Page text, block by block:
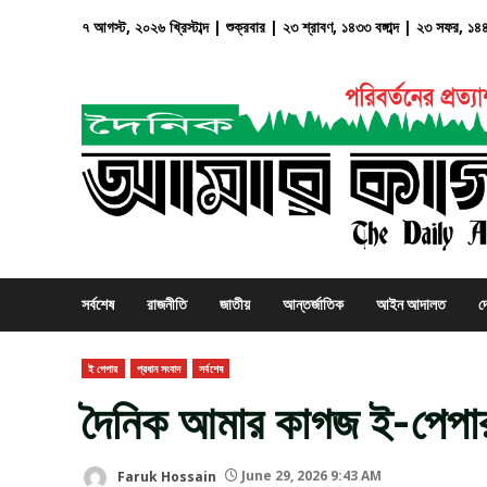
৭ আগস্ট, ২০২৬ খ্রিস্টাব্দ | শুক্রবার | ২৩ শ্রাবণ, ১৪৩৩ বঙ্গাব্দ | ২৩ সফর,
সর্বশেষ রাজনীতি জাতীয় আন্তর্জাতিক আইন আদালত
ই পেপার প্রধান সংবাদ সর্বশেষ
দৈনিক আমার কাগজ ই-
Faruk Hossain June 29, 2026 9:43 AM